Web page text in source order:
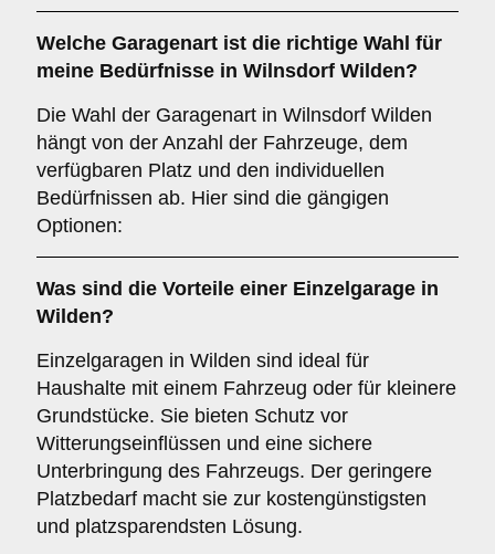
Welche Garagenart ist die richtige Wahl für
meine Bedürfnisse in Wilnsdorf Wilden?
Die Wahl der Garagenart in Wilnsdorf Wilden
hängt von der Anzahl der Fahrzeuge, dem
verfügbaren Platz und den individuellen
Bedürfnissen ab. Hier sind die gängigen
Optionen:
Was sind die Vorteile einer Einzelgarage in
Wilden?
Einzelgaragen in Wilden sind ideal für
Haushalte mit einem Fahrzeug oder für kleinere
Grundstücke. Sie bieten Schutz vor
Witterungseinflüssen und eine sichere
Unterbringung des Fahrzeugs. Der geringere
Platzbedarf macht sie zur kostengünstigsten
und platzsparendsten Lösung.